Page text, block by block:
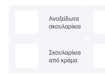
Ανοξείδωτα
σκουλαρίκια
Σκουλαρίκια
από κράμα